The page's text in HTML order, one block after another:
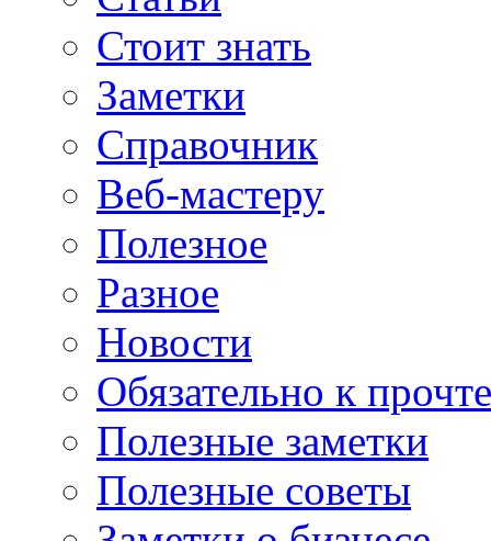
Стоит знать
Заметки
Справочник
Веб-мастеру
Полезное
Разное
Новости
Обязательно к
Полезные заметки
Полезные советы